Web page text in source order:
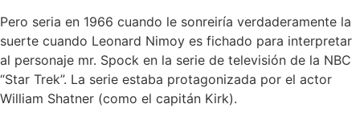
Pero seria en 1966 cuando le sonreiría verdaderamente la
suerte cuando Leonard Nimoy es fichado para interpretar
al personaje mr. Spock en la serie de televisión de la NBC
“Star Trek”. La serie estaba protagonizada por el actor
William Shatner (como el capitán Kirk).